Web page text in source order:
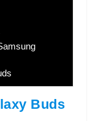
Buds